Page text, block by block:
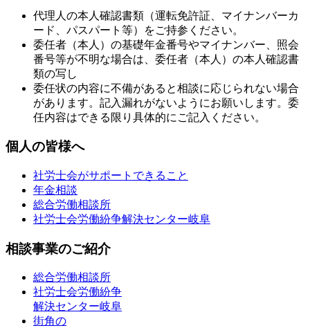
代理人の本人確認書類（運転免許証、マイナンバーカ
ード、パスパート等）をご持参ください。
委任者（本人）の基礎年金番号やマイナンバー、照会
番号等が不明な場合は、委任者（本人）の本人確認書
類の写し
委任状の内容に不備があると相談に応じられない場合
があります。記入漏れがないようにお願いします。委
任内容はできる限り具体的にご記入ください。
個人の皆様へ
社労士会がサポートできること
年金相談
総合労働相談所
社労士会労働紛争解決センター岐阜
相談事業のご紹介
総合労働相談所
社労士会労働紛争
解決センター岐阜
街角の